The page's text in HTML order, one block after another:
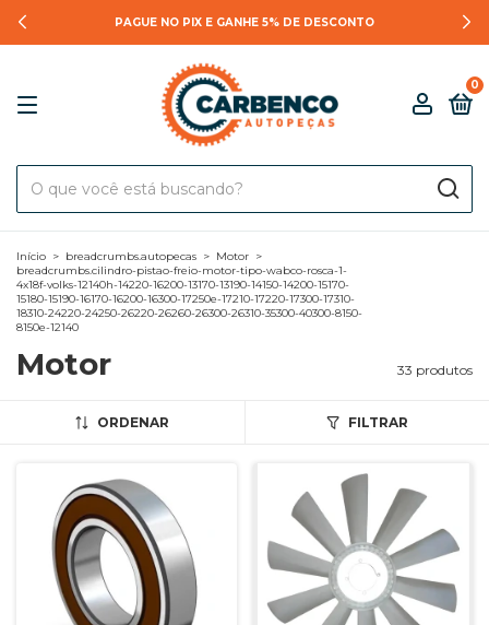
PAGUE NO PIX E GANHE 5% DE DESCONTO
0
Início > breadcrumbs.autopecas > Motor >
breadcrumbs.cilindro-pistao-freio-motor-tipo-wabco-rosca-1-
4x18f-volks-12140h-14220-16200-13170-13190-14150-14200-15170-
15180-15190-16170-16200-16300-17250e-17210-17220-17300-17310-
18310-24220-24250-26220-26260-26300-26310-35300-40300-8150-
8150e-12140
Motor 33 produtos
ORDENAR FILTRAR